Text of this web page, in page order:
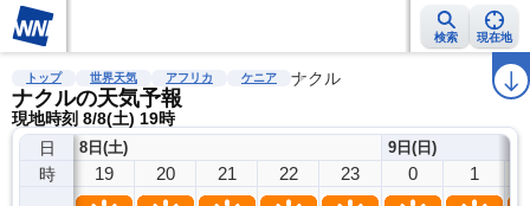
検索 現在地
雨雲レーダー 台風情報 地震情報 警報・注意報 ラ
トップ 世界天気 アフリカ ケニア ナクル
ナクルの天気予報
現地時刻 8/8(土) 19時
日
時
8日(土)
19 20 21 22 23
9日(日)
0 1